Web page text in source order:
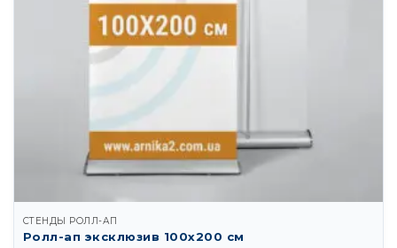
СТЕНДЫ РОЛЛ-АП
Ролл-ап эксклюзив 100х200 см